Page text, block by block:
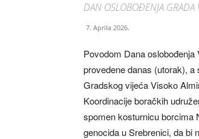
DAN OSLOBOĐENJA GRADA
7. Aprila 2026.
Povodom Dana
provedene danas (utorak),
Gradskog vijeća Visoko
Koordinacije boračkih
spomen kosturnicu borcima
genocida u Srebrenici, da bi